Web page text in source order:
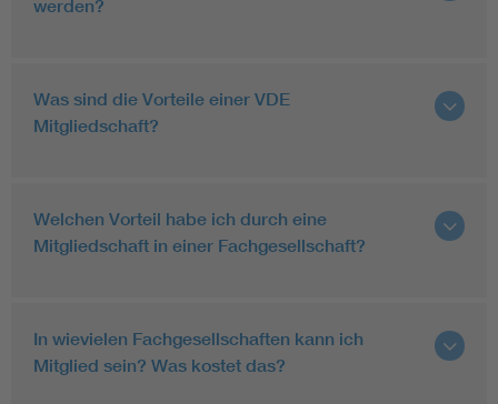
werden?
Was sind die Vorteile einer VDE
Mitgliedschaft?
Welchen Vorteil habe ich durch eine
Mitgliedschaft in einer Fachgesellschaft?
In wievielen Fachgesellschaften kann ich
Mitglied sein? Was kostet das?